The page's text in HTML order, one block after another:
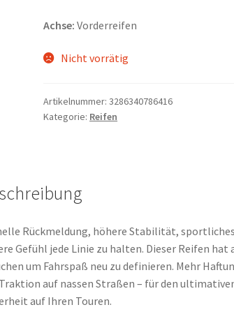
Achse: Vorderreifen
Nicht vorrätig
Artikelnummer:3286340786416
Kategorie: Reifen
Rückmeldung, höhere Stabilität,
Gefühl jede Linie zu halten. Dieser Reifen hat
um Fahrspaß neu zu definieren. Mehr
auf nassen Straßen – für den
auf Ihren Touren.